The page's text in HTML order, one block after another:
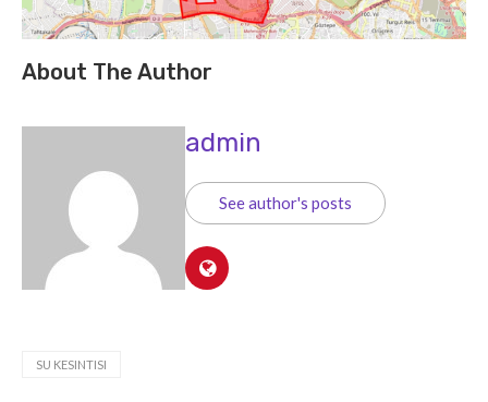
About The Author
admin
See author's posts
SU KESINTISI